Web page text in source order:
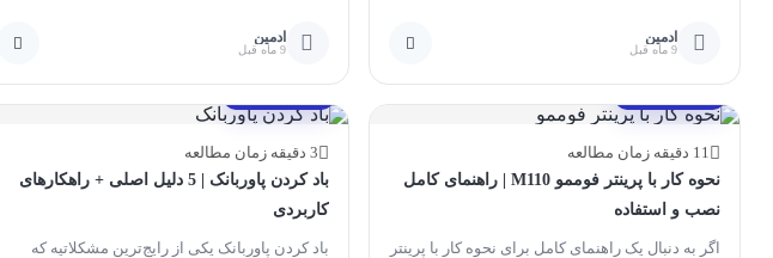
ادمین
9 ماه قبل
ادمین
9 ماه قبل
11 دقیقه زمان مطالعه
نحوه کار با پرینتر فوممو M110 | راهنمای کامل
نصب و استفاده
اگر به دنبال یک راهنمای کامل برای نحوه کار با پرینتر
3 دقیقه زمان مطالعه
باد کردن پاوربانک | 5 دلیل اصلی + راهکارهای
کاربردی
باد کردن پاوربانک یکی از رایج‌ترین مشکلاتیه که